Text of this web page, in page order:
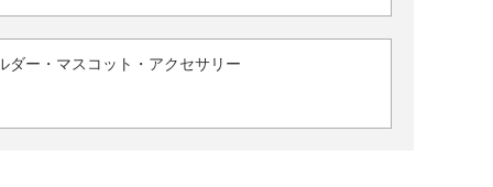
ダー・マスコット・アクセサリー